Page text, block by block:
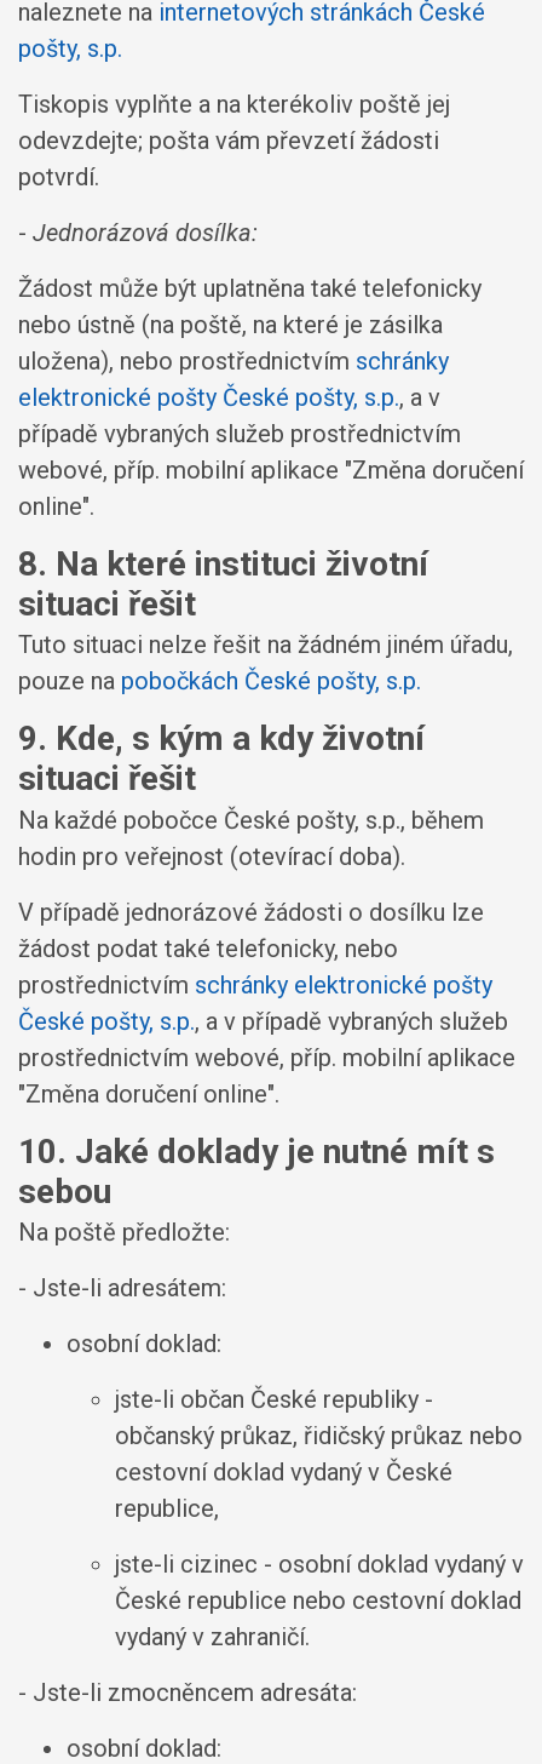
naleznete na internetových stránkách České
pošty, s.p.
Tiskopis vyplňte a na kterékoliv poště jej
odevzdejte; pošta vám převzetí žádosti
potvrdí.
- Jednorázová dosílka:
Žádost může být uplatněna také telefonicky
nebo ústně (na poště, na které je zásilka
uložena), nebo prostřednictvím schránky
elektronické pošty České pošty, s.p., a v
případě vybraných služeb prostřednictvím
webové, příp. mobilní aplikace "Změna doručení
online".
8. Na které instituci životní
situaci řešit
Tuto situaci nelze řešit na žádném jiném úřadu,
pouze na pobočkách České pošty, s.p.
9. Kde, s kým a kdy životní
situaci řešit
Na každé pobočce České pošty, s.p., během
hodin pro veřejnost (otevírací doba).
V případě jednorázové žádosti o dosílku lze
žádost podat také telefonicky, nebo
prostřednictvím schránky elektronické pošty
České pošty, s.p., a v případě vybraných služeb
prostřednictvím webové, příp. mobilní aplikace
"Změna doručení online".
10. Jaké doklady je nutné mít s
sebou
Na poště předložte:
- Jste-li adresátem:
osobní doklad:
jste-li občan České republiky -
občanský průkaz, řidičský průkaz nebo
cestovní doklad vydaný v České
republice,
jste-li cizinec - osobní doklad vydaný v
České republice nebo cestovní doklad
vydaný v zahraničí.
- Jste-li zmocněncem adresáta:
osobní doklad: